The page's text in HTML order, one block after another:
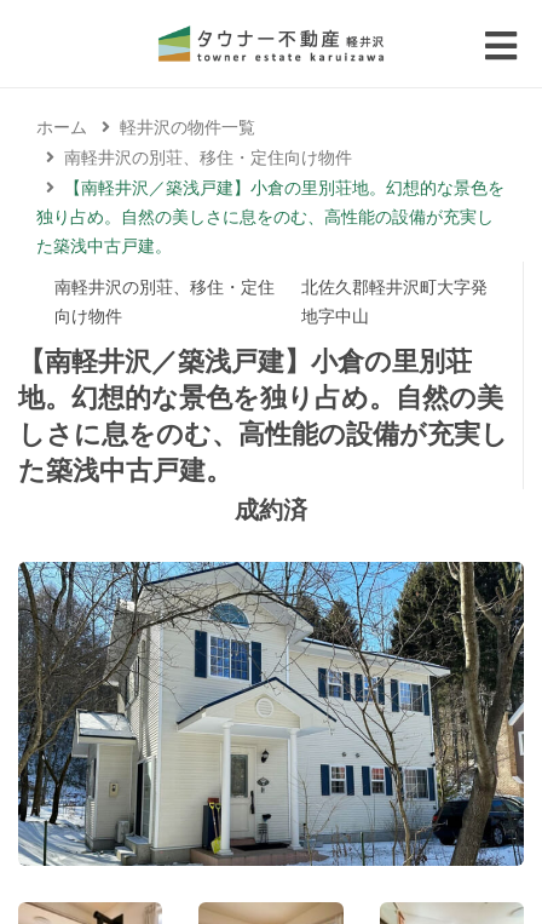
(物件種別から選ぶ)
(価格帯から選ぶ)
(コラム・移住者の声)
(お問い合わせ)
ホーム
軽井沢の物件一覧
南軽井沢の別荘、移住・定住向け物件
【南軽井沢／築浅戸建】小倉の里別荘地。幻想的な景色を
独り占め。自然の美しさに息をのむ、高性能の設備が充実し
た築浅中古戸建。
南軽井沢の別荘、移住・定住
向け物件
北佐久郡軽井沢町大字発
地字中山
【南軽井沢／築浅戸建】小倉の里別荘
地。幻想的な景色を独り占め。自然の美
しさに息をのむ、高性能の設備が充実し
た築浅中古戸建。
成約済